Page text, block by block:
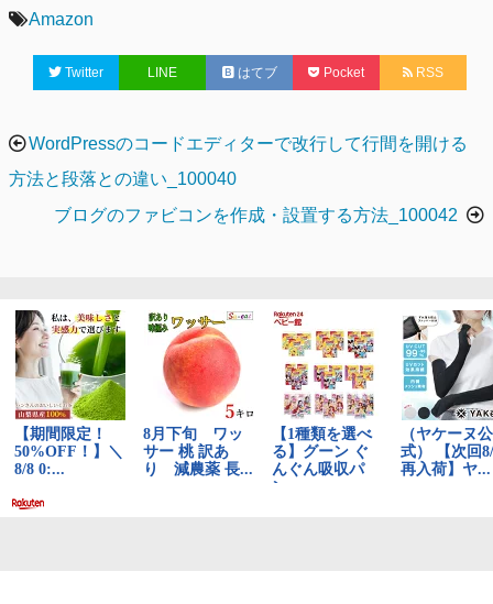
テ
ゴ
リ
タ
グ
Amazon
Twitter LINE はてブ Pocket RSS
投
稿
ー
シ
ョ
ン
WordPressのコードエディターで改行して行間を開ける
方法と段落との違い_100040
ブログのファビコンを作成・設置する方法_100042